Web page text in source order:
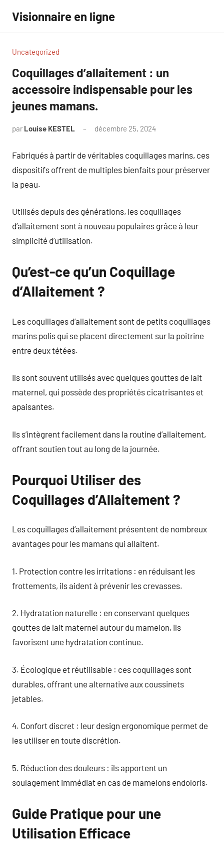
contenu
Visionnaire en ligne
Uncategorized
Coquillages d’allaitement : un
accessoire indispensable pour les
jeunes mamans.
par Louise KESTEL décembre 25, 2024
Fabriqués à partir de véritables coquillages marins, ces
dispositifs offrent de multiples bienfaits pour préserver
la peau.
Utilisés depuis des générations, les coquillages
d’allaitement sont à nouveau populaires grâce à leur
simplicité d’utilisation.
Qu’est-ce qu’un Coquillage
d’Allaitement ?
Les coquillages d’allaitement sont de petits coquillages
marins polis qui se placent directement sur la poitrine
entre deux tétées.
Ils sont souvent utilisés avec quelques gouttes de lait
maternel, qui possède des propriétés cicatrisantes et
apaisantes.
Ils s’intègrent facilement dans la routine d’allaitement,
offrant soutien tout au long de la journée.
Pourquoi Utiliser des
Coquillages d’Allaitement ?
Les coquillages d’allaitement présentent de nombreux
avantages pour les mamans qui allaitent.
1. Protection contre les irritations : en réduisant les
frottements, ils aident à prévenir les crevasses.
2. Hydratation naturelle : en conservant quelques
gouttes de lait maternel autour du mamelon, ils
favorisent une hydratation continue.
3. Écologique et réutilisable : ces coquillages sont
durables, offrant une alternative aux coussinets
jetables.
4. Confort discret : leur design ergonomique permet de
les utiliser en toute discrétion.
5. Réduction des douleurs : ils apportent un
soulagement immédiat en cas de mamelons endoloris.
Guide Pratique pour une
Utilisation Efficace